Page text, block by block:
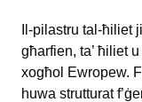
Il-pilastru tal-ħiliet
għarfien, ta’ ħiliet
xogħol Ewropew.
huwa strutturat